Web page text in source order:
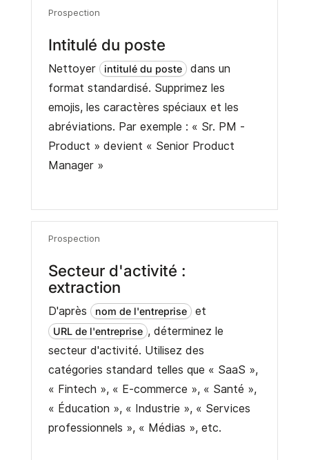
Prospection
Intitulé du poste
Nettoyer intitulé du poste dans un
format standardisé. Supprimez les
emojis, les caractères spéciaux et les
abréviations. Par exemple : « Sr. PM -
Product » devient « Senior Product
Manager »
Prospection
Secteur d'activité :
extraction
D'après nom de l'entreprise et
URL de l'entreprise , déterminez le
secteur d'activité. Utilisez des
catégories standard telles que « SaaS »,
« Fintech », « E-commerce », « Santé »,
« Éducation », « Industrie », « Services
professionnels », « Médias », etc.